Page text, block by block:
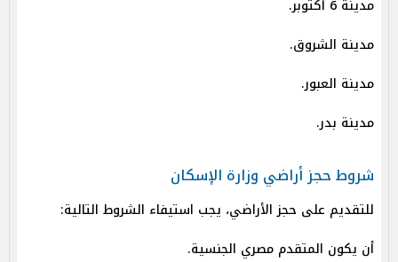
مدينة 6 أكتوبر.
مدينة الشروق.
مدينة العبور.
مدينة بدر.
شروط حجز أراضي وزارة الإسكان
للتقديم على حجز الأراضي، يجب استيفاء الشروط التالية:
أن يكون المتقدم مصري الجنسية.